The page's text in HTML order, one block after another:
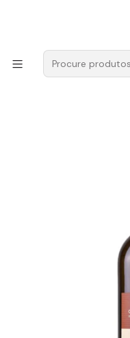
para
Produtores
Quinta de Paços
Branco 75cl